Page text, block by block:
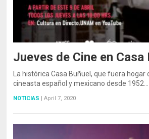
Jueves de Cine en Casa
La histórica Casa Buñuel, que fuera
cineasta español y mexicano desde 1952…
NOTICIAS April 7, 2020